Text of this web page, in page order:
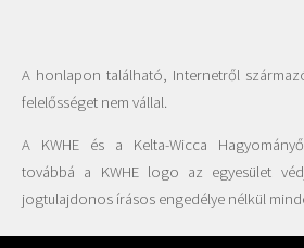
A honlapon található, Internetről
felelősséget nem vállal.
A KWHE és a Kelta-Wicca
továbbá a KWHE logo az egyesület
jogtulajdonos írásos engedélye nélkül
A honlapon található fotók felhasználása